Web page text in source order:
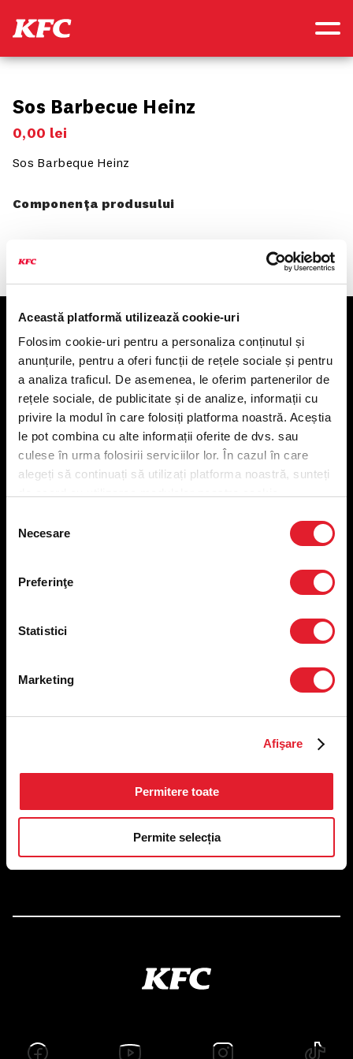
Această platformă utilizează cookie-uri
Folosim cookie-uri pentru a personaliza conținutul și
anunțurile, pentru a oferi funcții de rețele sociale și pentru
a analiza traficul. De asemenea, le oferim partenerilor de
rețele sociale, de publicitate și de analize, informații cu
privire la modul în care folosiți platforma noastră. Aceștia
le pot combina cu alte informații oferite de dvs. sau
culese în urma folosirii serviciilor lor. În cazul în care
alegeți să continuați să utilizați platforma noastră, sunteți
consimțământului
Necesare
Preferinţe
Statistici
Marketing
Afişare
Permitere toate
Permite selecția
Sos Barbecue Heinz
0,00 lei
Sos Barbeque Heinz
Componența produsului
KFC
Meniu livrare
Meniu ridicare
Nutriționale și Alergeni
Abonare Newsletter
Contact
Utile
Politica privind prelucrarea datelor
Condiții de desfășurare „Descarcă KFC APP”
Restaurante
CAMERA 5, Etaj 2
Autorizații și avize